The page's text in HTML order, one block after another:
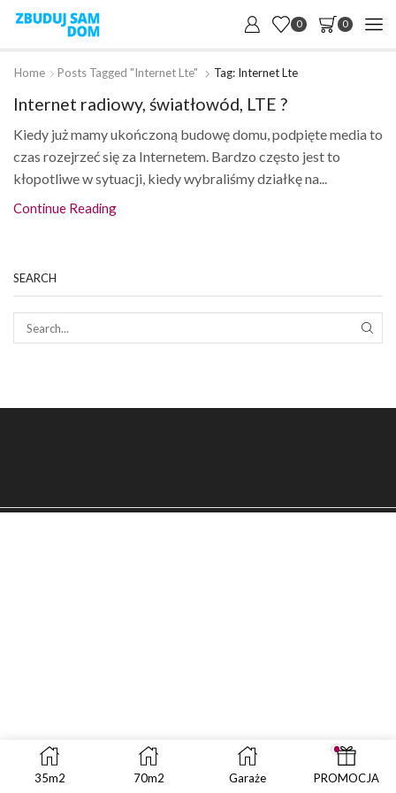
0 0
Home Posts Tagged "internet Lte" Tag: Internet Lte
Internet radiowy, światłowód, LTE ?
Kiedy już mamy ukończoną budowę domu, podpięte media to
czas rozejrzeć się za Internetem. Bardzo często jest to
kłopotliwe w sytuacji, kiedy wybraliśmy działkę na...
Continue Reading
SEARCH
35m2 70m2 Garaże PROMOCJA